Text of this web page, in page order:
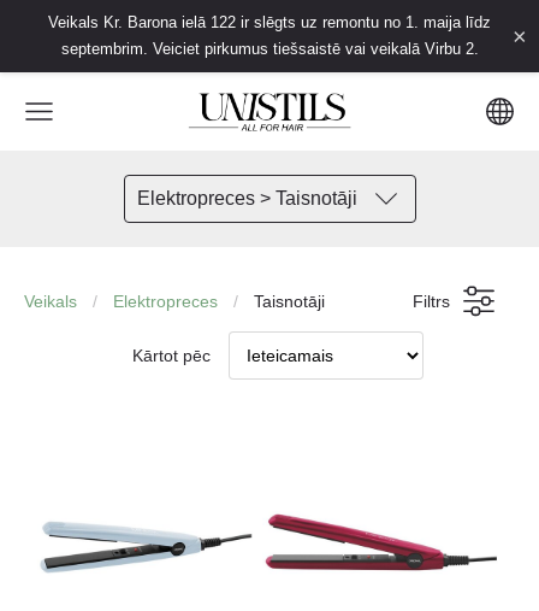
Veikals Kr. Barona ielā 122 ir slēgts uz remontu no 1. maija līdz
septembrim. Veiciet pirkumus tiešsaistē vai veikalā Virbu 2.
×
Elektropreces > Taisnotāji
Veikals Elektropreces Taisnotāji Filtrs
Kārtot pēc